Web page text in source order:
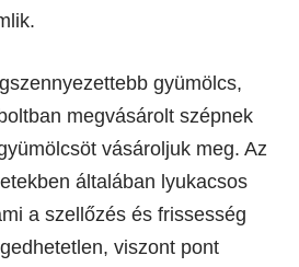
gyümölcs,
megvásárolt szépnek
vásároljuk meg. Az
általában lyukacsos
a szellőzés és frissesség
viszont pont